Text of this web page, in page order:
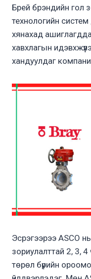
Брей брэндийн гол
технологийн
хянахад
хавхлагын
хандуулдаг
Эсрэгээрээ ASCO
зориулалттай 2, 3, 4
төрөл бүрийн